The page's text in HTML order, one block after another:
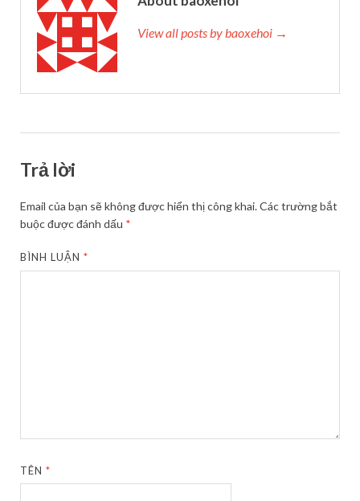
View all posts by baoxehoi →
Trả lời
Email của bạn sẽ không được hiển thị công khai.Các trường bắt
buộc được đánh dấu *
BÌNH LUẬN*
TÊN*